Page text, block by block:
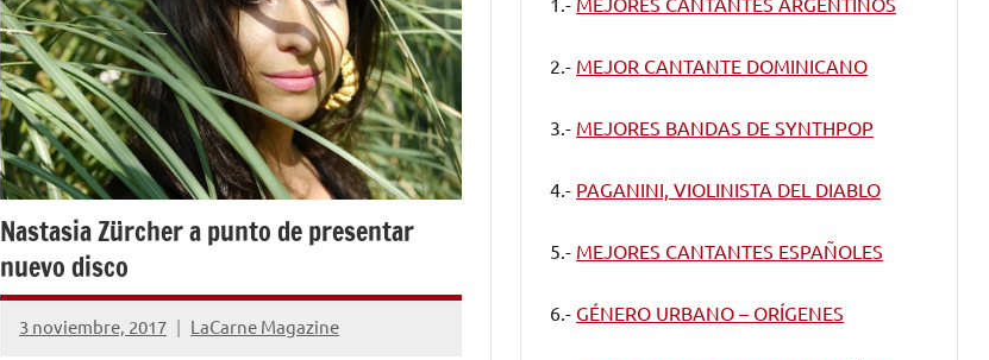
Nastasia Zürcher a punto de presentar
nuevo disco
3 noviembre, 2017 LaCarne Magazine
No
2.- MEJOR CANTANTE DOMINICANO
3.- MEJORES BANDAS DE SYNTHPOP
4.- PAGANINI, VIOLINISTA DEL DIABLO
5.- MEJORES CANTANTES ESPAÑOLES
6.- GÉNERO URBANO – ORÍGENES